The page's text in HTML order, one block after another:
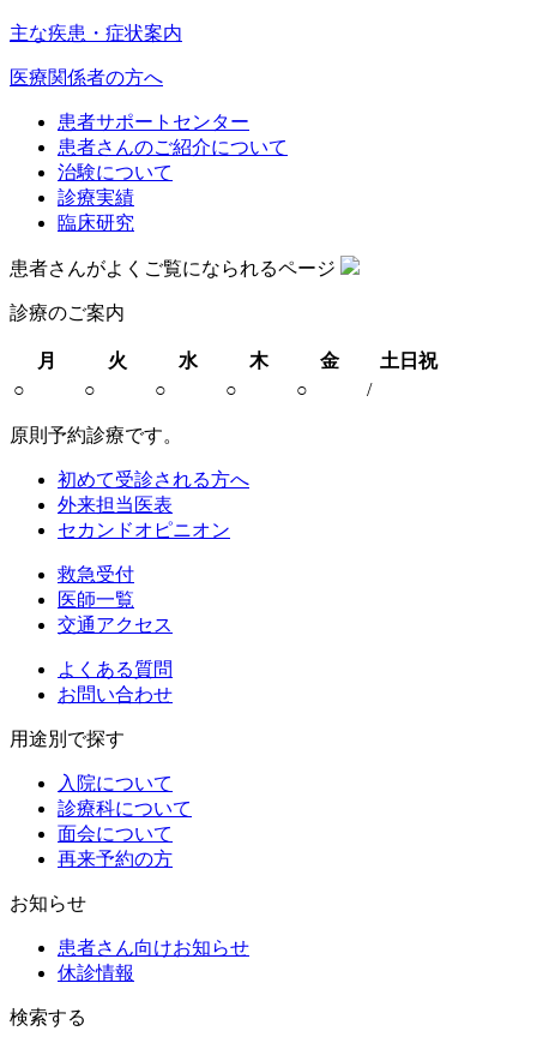
主な疾患・症状案内
医療関係者の方へ
患者サポートセンター
患者さんのご紹介について
治験について
診療実績
臨床研究
患者さんがよくご覧になられるページ
診療のご案内
月 火 水 木 金
土日祝
○
○ ○ ○ ○ /
原則予約診療です。
初めて受診される方へ
外来担当医表
セカンドオピニオン
救急受付
医師一覧
交通アクセス
よくある質問
お問い合わせ
用途別で探す
入院について
診療科について
面会について
再来予約の方
お知らせ
患者さん向けお知らせ
休診情報
検索する